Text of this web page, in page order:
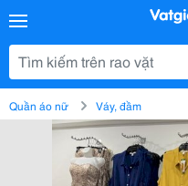
Quần áo nữ Váy, đầm